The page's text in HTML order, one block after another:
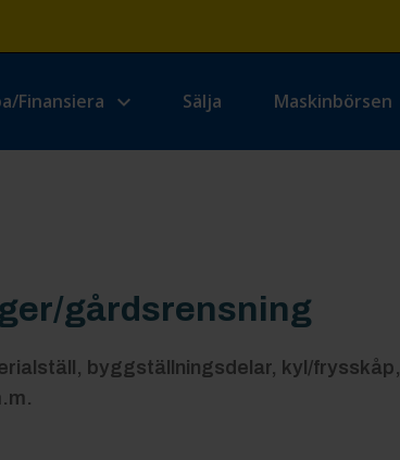
Finansiera Sälja Maskinbörsen
gårdsrensning
byggställningsdelar, kyl/frysskåp,